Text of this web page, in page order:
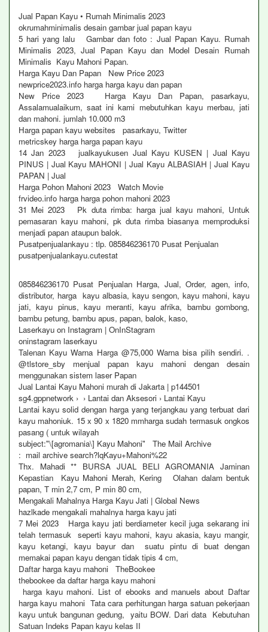
Jual Papan Kayu • Rumah Minimalis 2023
okrumahminimalis desain gambar jual papan kayu
5 hari yang lalu Gambar dan foto : Jual Papan Kayu. Rumah
Minimalis 2023, Jual Papan Kayu dan Model Desain Rumah
Minimalis Kayu Mahoni Papan.
Harga Kayu Dan Papan New Price 2023
newprice2023.info harga harga kayu dan papan
New Price 2023 Harga Kayu Dan Papan, pasarkayu,
Assalamualaikum, saat ini kami mebutuhkan kayu merbau, jati
dan mahoni. jumlah 10.000 m3
Harga papan kayu websites pasarkayu, Twitter
metricskey harga harga papan kayu
14 Jan 2023 jualkayukusen Jual Kayu KUSEN | Jual Kayu
PINUS | Jual Kayu MAHONI | Jual Kayu ALBASIAH | Jual Kayu
PAPAN | Jual
Harga Pohon Mahoni 2023 Watch Movie
frvideo.info harga harga pohon mahoni 2023
31 Mei 2023 Pk duta rimba: harga jual kayu mahoni, Untuk
pemasaran kayu mahoni, pk duta rimba biasanya memproduksi
menjadi papan ataupun balok.
Pusatpenjualankayu : tlp. 085846236170 Pusat Penjualan
pusatpenjualankayu.cutestat
085846236170 Pusat Penjualan Harga, Jual, Order, agen, info,
distributor, harga kayu albasia, kayu sengon, kayu mahoni, kayu
jati, kayu pinus, kayu meranti, kayu afrika, bambu gombong,
bambu petung, bambu apus, papan, balok, kaso,
Laserkayu on Instagram | OnInStagram
oninstagram laserkayu
Talenan Kayu Warna Harga @75,000 Warna bisa pilih sendiri. .
@tlstore_sby menjual papan kayu mahoni dengan desain
menggunakan sistem laser Papan
Jual Lantai Kayu Mahoni murah di Jakarta | p144501
sg4.gppnetwork › › Lantai dan Aksesori › Lantai Kayu
Lantai kayu solid dengan harga yang terjangkau yang terbuat dari
kayu mahoniuk. 15 x 90 x 1820 mmharga sudah termasuk ongkos
pasang ( untuk wilayah
subject:"\[agromania\] Kayu Mahoni" The Mail Archive
: mail archive search?lqKayu+Mahoni%22
Thx. Mahadi ** BURSA JUAL BELI AGROMANIA Jaminan
Kepastian Kayu Mahoni Merah, Kering Olahan dalam bentuk
papan, T min 2,7 cm, P min 80 cm,
Mengakali Mahalnya Harga Kayu Jati | Global News
hazlkade mengakali mahalnya harga kayu jati
7 Mei 2023 Harga kayu jati berdiameter kecil juga sekarang ini
telah termasuk seperti kayu mahoni, kayu akasia, kayu mangir,
kayu ketangi, kayu bayur dan suatu pintu di buat dengan
memakai papan kayu dengan tidak tipis 4 cm,
Daftar harga kayu mahoni TheBookee
thebookee da daftar harga kayu mahoni
harga kayu mahoni. List of ebooks and manuels about Daftar
harga kayu mahoni Tata cara perhitungan harga satuan pekerjaan
kayu untuk bangunan gedung, yaitu BOW. Dari data Kebutuhan
Satuan Indeks Papan kayu kelas II